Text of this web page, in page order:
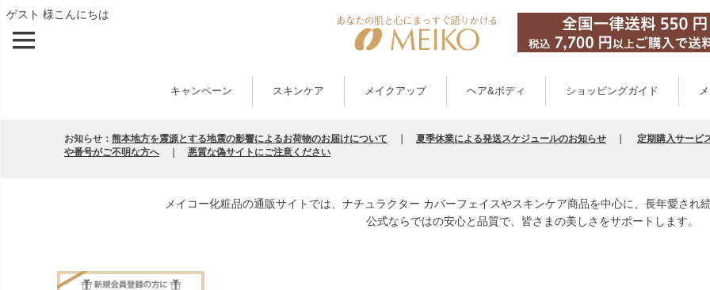
ゲスト 様こんにちは
キャンペーン スキンケア メイクアップ ヘア&ボディ ショッピングガイド
お知らせ： 熊本地方を震源とする地震の影響によるお荷物のお届けについて 夏季休業による発送スケジュールのお知らせ 定期購入サービ
や番号がご不明な方へ｜ 悪質な偽サイトにご注意ください
メイコー化粧品の通販サイトでは、ナチュラクター カバーフェイスやスキンケア商品を中心に、長年愛され
公式ならではの安心と品質で、皆さまの美しさをサポートします。